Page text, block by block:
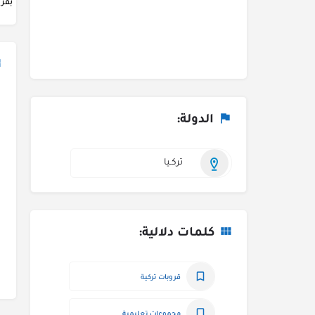
الدولة:
تركـيا
كلمات دلالية:
قروبات تركية
مجموعات تعليمية